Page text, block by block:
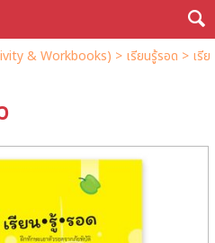
& Workbooks) > เรียนรู้รอด > เรีย